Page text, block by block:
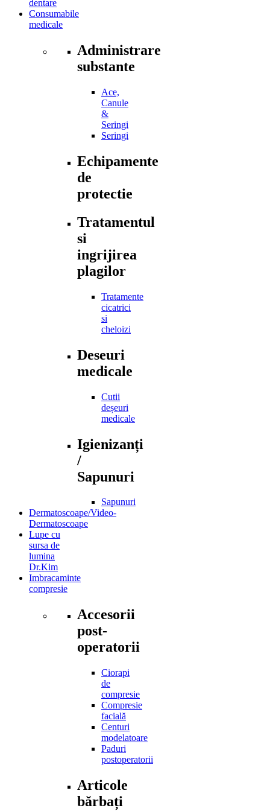
dentare
Consumabile
medicale
Administrare
substante
Ace,
Canule
&
Seringi
Seringi
Echipamente
de
protectie
Tratamentul
si
ingrijirea
plagilor
Tratamente
cicatrici
si
cheloizi
Deseuri
medicale
Cutii
deșeuri
medicale
Igienizanți
/
Sapunuri
Sapunuri
Dermatoscoape/Video-
Dermatoscoape
Lupe cu
sursa de
lumina
Dr.Kim
Imbracaminte
compresie
Accesorii
post-
operatorii
Ciorapi
de
compresie
Compresie
facială
Centuri
modelatoare
Paduri
postoperatorii
Articole
bărbați